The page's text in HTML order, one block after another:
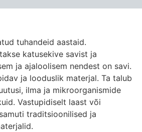
tuhandeid aastaid.
katusekive savist ja
ja ajaloolisem nendest on savi.
ja looduslik materjal. Ta talub
ilma ja mikroorganismide
Vastupidiselt laast või
traditsioonilised ja